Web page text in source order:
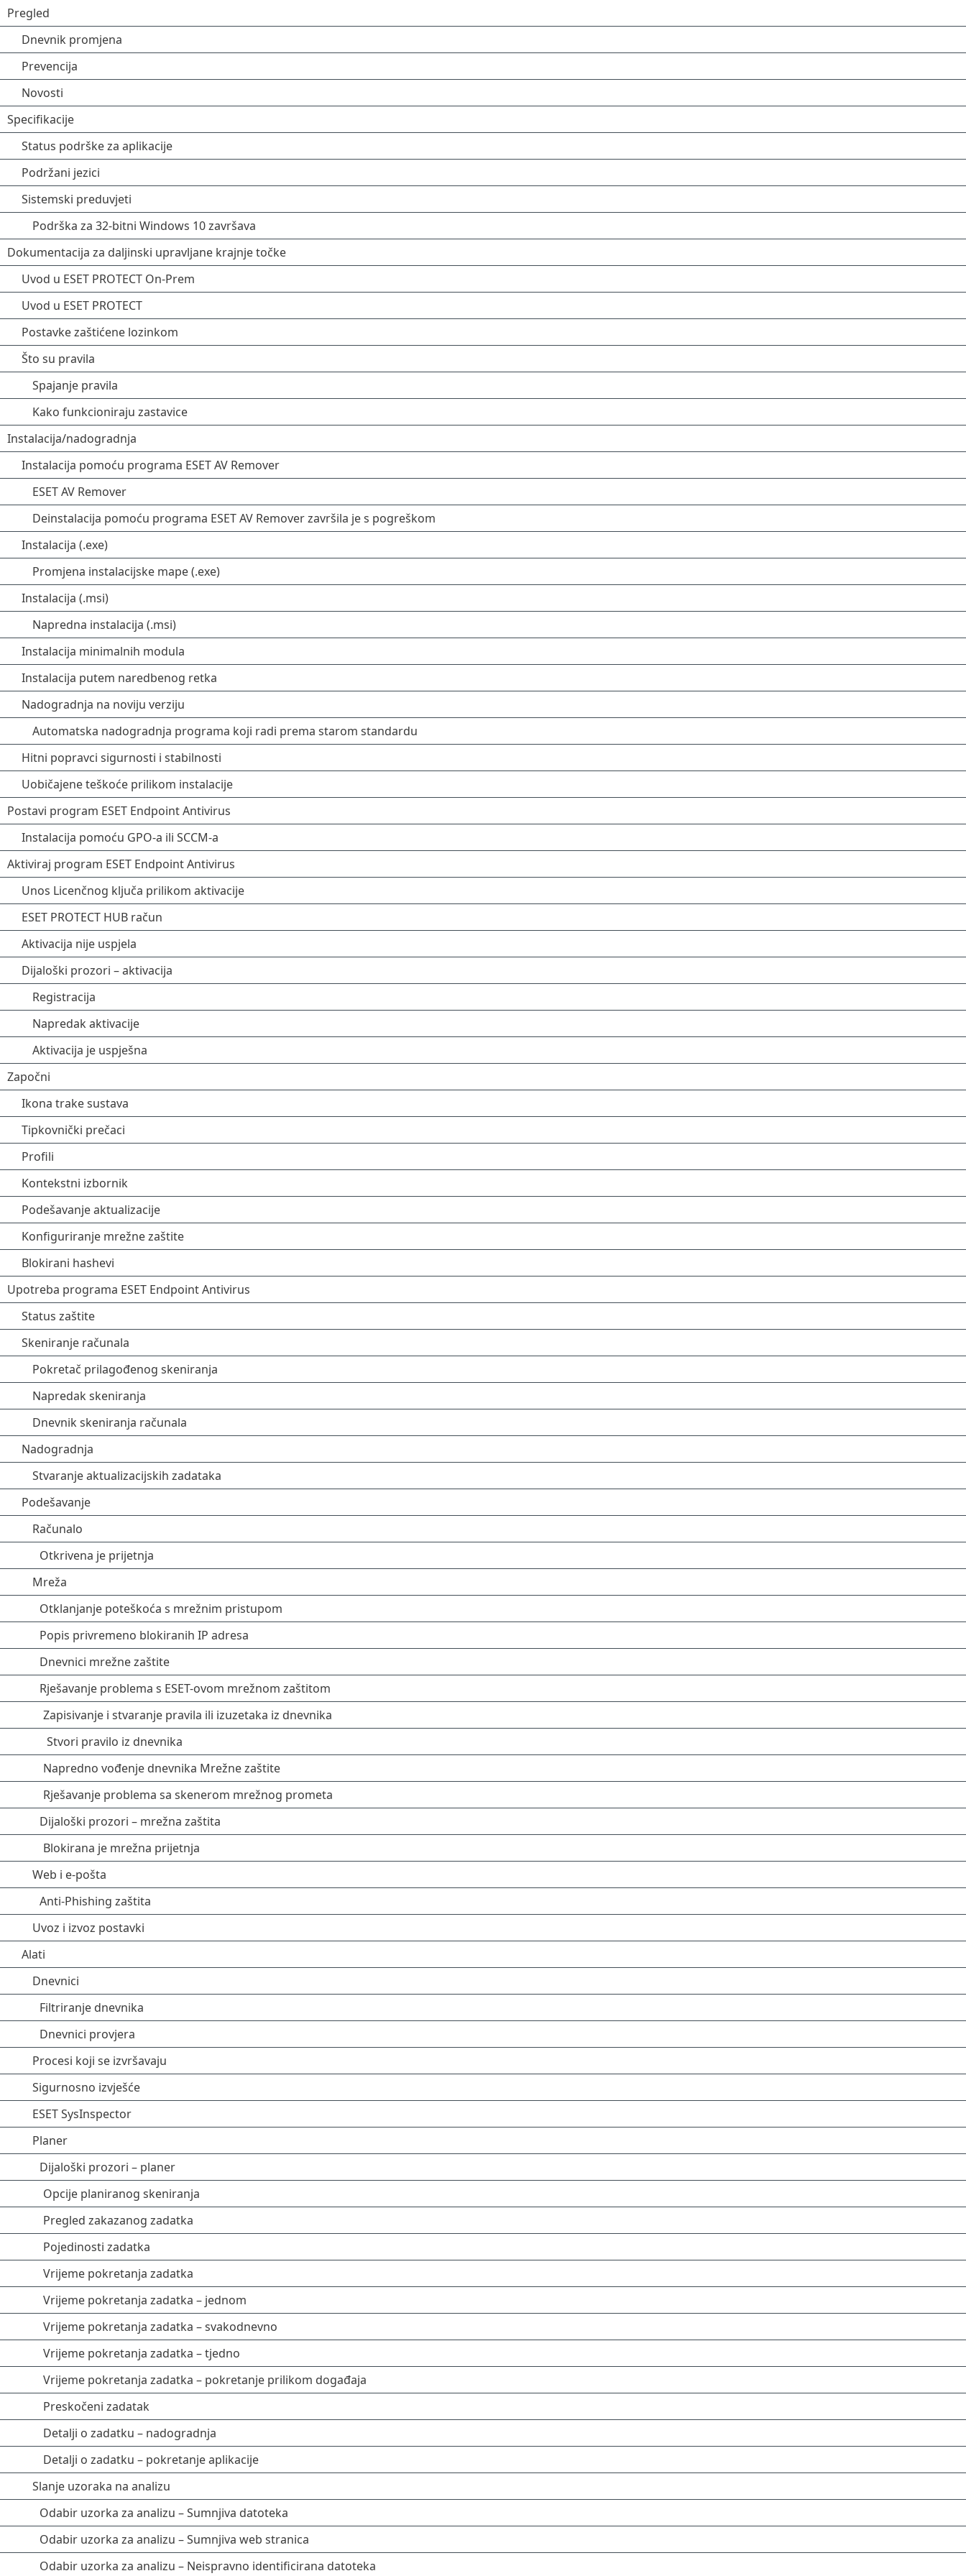
Pregled
Dnevnik promjena
Prevencija
Novosti
Specifikacije
Status podrške za aplikacije
Podržani jezici
Sistemski preduvjeti
Podrška za 32-bitni Windows 10 završava
Dokumentacija za daljinski upravljane krajnje točke
Uvod u ESET PROTECT On-Prem
Uvod u ESET PROTECT
Postavke zaštićene lozinkom
Što su pravila
Spajanje pravila
Kako funkcioniraju zastavice
Instalacija/nadogradnja
Instalacija pomoću programa ESET AV Remover
ESET AV Remover
Deinstalacija pomoću programa ESET AV Remover završila je s pogreškom
Instalacija (.exe)
Promjena instalacijske mape (.exe)
Instalacija (.msi)
Napredna instalacija (.msi)
Instalacija minimalnih modula
Instalacija putem naredbenog retka
Nadogradnja na noviju verziju
Automatska nadogradnja programa koji radi prema starom standardu
Hitni popravci sigurnosti i stabilnosti
Uobičajene teškoće prilikom instalacije
Postavi program ESET Endpoint Antivirus
Instalacija pomoću GPO-a ili SCCM-a
Aktiviraj program ESET Endpoint Antivirus
Unos Licenčnog ključa prilikom aktivacije
ESET PROTECT HUB račun
Aktivacija nije uspjela
Dijaloški prozori – aktivacija
Registracija
Napredak aktivacije
Aktivacija je uspješna
Započni
Ikona trake sustava
Tipkovnički prečaci
Profili
Kontekstni izbornik
Podešavanje aktualizacije
Konfiguriranje mrežne zaštite
Blokirani hashevi
Upotreba programa ESET Endpoint Antivirus
Status zaštite
Skeniranje računala
Pokretač prilagođenog skeniranja
Napredak skeniranja
Dnevnik skeniranja računala
Nadogradnja
Stvaranje aktualizacijskih zadataka
Podešavanje
Računalo
Otkrivena je prijetnja
Mreža
Otklanjanje poteškoća s mrežnim pristupom
Popis privremeno blokiranih IP adresa
Dnevnici mrežne zaštite
Rješavanje problema s ESET-ovom mrežnom zaštitom
Zapisivanje i stvaranje pravila ili izuzetaka iz dnevnika
Stvori pravilo iz dnevnika
Napredno vođenje dnevnika Mrežne zaštite
Rješavanje problema sa skenerom mrežnog prometa
Dijaloški prozori – mrežna zaštita
Blokirana je mrežna prijetnja
Web i e-pošta
Anti-Phishing zaštita
Uvoz i izvoz postavki
Alati
Dnevnici
Filtriranje dnevnika
Dnevnici provjera
Procesi koji se izvršavaju
Sigurnosno izvješće
ESET SysInspector
Planer
Dijaloški prozori – planer
Opcije planiranog skeniranja
Pregled zakazanog zadatka
Pojedinosti zadatka
Vrijeme pokretanja zadatka
Vrijeme pokretanja zadatka – jednom
Vrijeme pokretanja zadatka – svakodnevno
Vrijeme pokretanja zadatka – tjedno
Vrijeme pokretanja zadatka – pokretanje prilikom događaja
Preskočeni zadatak
Detalji o zadatku – nadogradnja
Detalji o zadatku – pokretanje aplikacije
Slanje uzoraka na analizu
Odabir uzorka za analizu – Sumnjiva datoteka
Odabir uzorka za analizu – Sumnjiva web stranica
Odabir uzorka za analizu – Neispravno identificirana datoteka